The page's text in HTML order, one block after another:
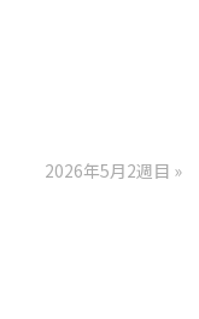
2026年5月2週目 »